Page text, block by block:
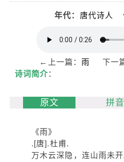
年代： 唐代诗人
←上一篇： 雨 下一篇
诗词简介：
原文 拼音
《雨》
.[唐].杜甫.
万木云深隐，连山雨未开